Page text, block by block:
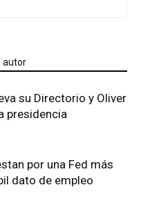
autor
su Directorio y Oliver
presidencia
por una Fed más
dato de empleo